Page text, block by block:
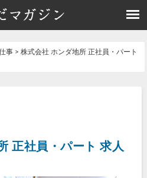
事 > 株式会社 ホンダ地所 正社員・パート
正社員・パート 求人